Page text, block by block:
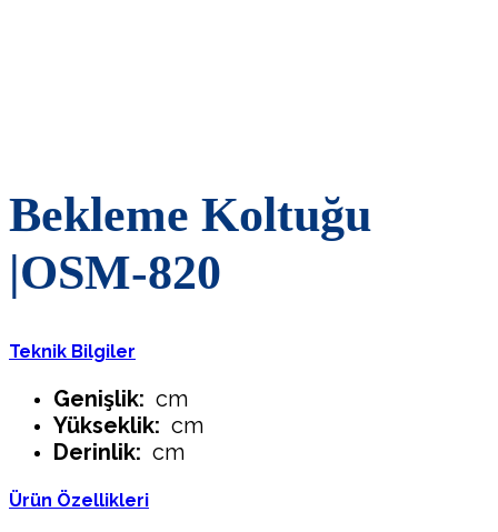
Bekleme Koltuğu
|OSM-820
Teknik Bilgiler
Genişlik: cm
Yükseklik: cm
Derinlik: cm
Ürün Özellikleri